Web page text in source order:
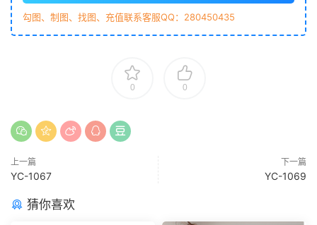
勾图、制图、找图、充值联系客服QQ：280450435
0 0
上一篇
YC-1067
下一篇
YC-1069
猜你喜欢